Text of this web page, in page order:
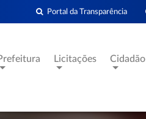
Portal da Transparência
Licitações Cidadão